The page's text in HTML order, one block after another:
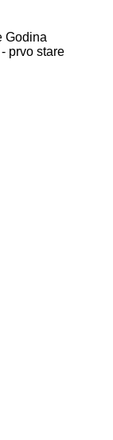
Godina
prvo stare